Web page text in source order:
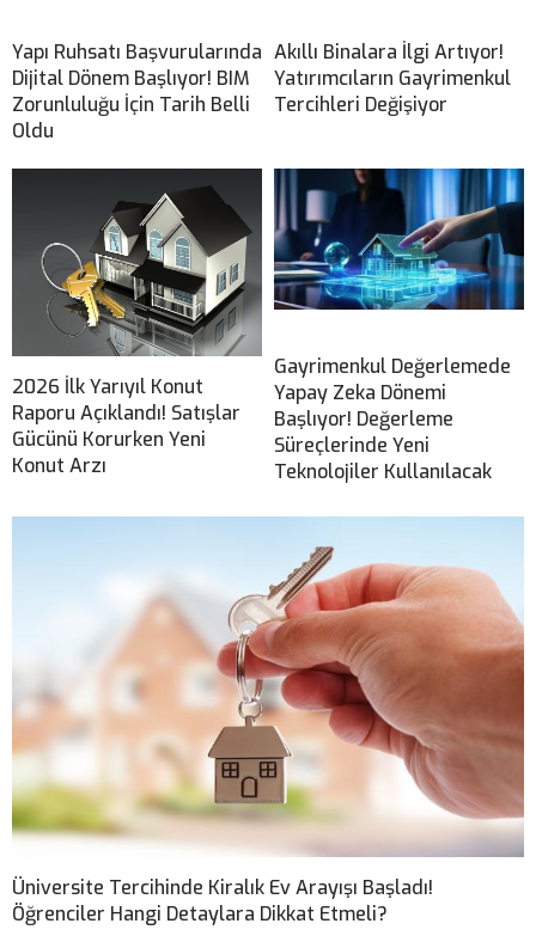
Yapı Ruhsatı Başvurularında
Dijital Dönem Başlıyor! BIM
Zorunluluğu İçin Tarih Belli
Oldu
Akıllı Binalara İlgi Artıyor!
Yatırımcıların Gayrimenkul
Tercihleri Değişiyor
2026 İlk Yarıyıl Konut
Raporu Açıklandı! Satışlar
Gücünü Korurken Yeni
Konut Arzı
Gayrimenkul Değerlemede
Yapay Zeka Dönemi
Başlıyor! Değerleme
Süreçlerinde Yeni
Teknolojiler Kullanılacak
Üniversite Tercihinde Kiralık Ev Arayışı Başladı!
Öğrenciler Hangi Detaylara Dikkat Etmeli?